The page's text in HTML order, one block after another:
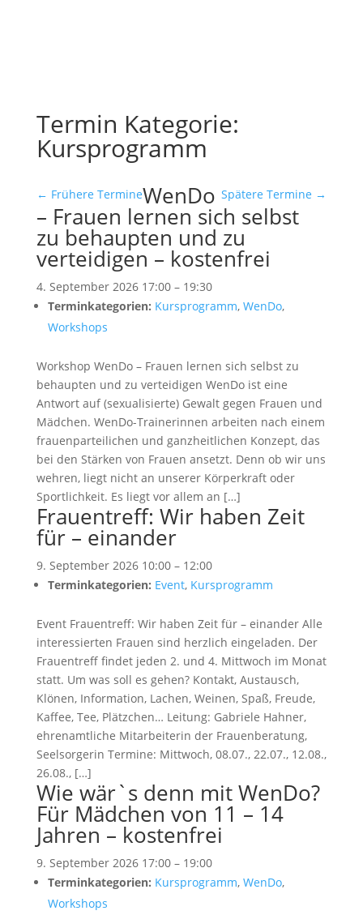
Termin Kategorie:
Kursprogramm
Spätere Termine →
← Frühere TermineWenDo
– Frauen lernen sich selbst
zu behaupten und zu
verteidigen – kostenfrei
4. September 2026 17:00– 19:30
Terminkategorien: Kursprogramm, WenDo,
Workshops
Workshop WenDo – Frauen lernen sich selbst zu
behaupten und zu verteidigen WenDo ist eine
Antwort auf (sexualisierte) Gewalt gegen Frauen und
Mädchen. WenDo-Trainerinnen arbeiten nach einem
frauenparteilichen und ganzheitlichen Konzept, das
bei den Stärken von Frauen ansetzt. Denn ob wir uns
wehren, liegt nicht an unserer Körperkraft oder
Sportlichkeit. Es liegt vor allem an […]
Frauentreff: Wir haben Zeit
für – einander
9. September 2026 10:00– 12:00
Terminkategorien: Event, Kursprogramm
Event Frauentreff: Wir haben Zeit für – einander Alle
interessierten Frauen sind herzlich eingeladen. Der
Frauentreff findet jeden 2. und 4. Mittwoch im Monat
statt. Um was soll es gehen? Kontakt, Austausch,
Klönen, Information, Lachen, Weinen, Spaß, Freude,
Kaffee, Tee, Plätzchen… Leitung: Gabriele Hahner,
ehrenamtliche Mitarbeiterin der Frauenberatung,
Seelsorgerin Termine: Mittwoch, 08.07., 22.07., 12.08.,
26.08., […]
Wie wär`s denn mit WenDo?
Für Mädchen von 11 – 14
Jahren – kostenfrei
9. September 2026 17:00– 19:00
Terminkategorien: Kursprogramm, WenDo,
Workshops